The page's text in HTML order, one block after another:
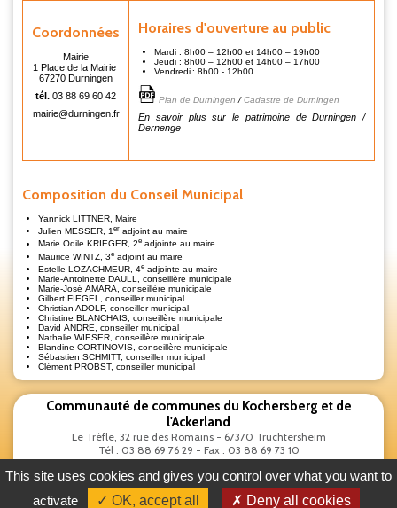
Coordonnées
Mairie
1 Place de la Mairie
67270 Durningen
tél. 03 88 69 60 42
mairie@durningen.fr
Horaires d'ouverture au public
Mardi : 8h00 – 12h00 et 14h00 – 19h00
Jeudi : 8h00 – 12h00 et 14h00 – 17h00
Vendredi : 8h00 - 12h00
Plan de Durningen /Cadastre de Durningen
En savoir plus sur le patrimoine de Durningen /
Dernenge
Composition du Conseil Municipal
Yannick LITTNER, Maire
Julien MESSER, 1er adjoint au maire
Marie Odile KRIEGER, 2e adjointe au maire
Maurice WINTZ, 3e adjoint au maire
Estelle LOZACHMEUR, 4e adjointe au maire
Marie-Antoinette DAULL, conseillère municipale
Marie-José AMARA, conseillère municipale
Gilbert FIEGEL, conseiller municipal
Christian ADOLF, conseiller municipal
Christine BLANCHAIS, conseillère municipale
David ANDRE, conseiller municipal
Nathalie WIESER, conseillère municipale
Blandine CORTINOVIS, conseillère municipale
Sébastien SCHMITT, conseiller municipal
Clément PROBST, conseiller municipal
Communauté de communes du Kochersberg et de
l'Ackerland
Le Trèfle, 32 rue des Romains - 67370 Truchtersheim
Tél : 03 88 69 76 29 - Fax : 03 88 69 73 10
Nouscontacter
Extranet-Plan du site-Mentions légales -Politique de confidentialité
This site uses cookies and gives you control over what you want to
activate
✓ OK, accept all ✗ Deny all cookies